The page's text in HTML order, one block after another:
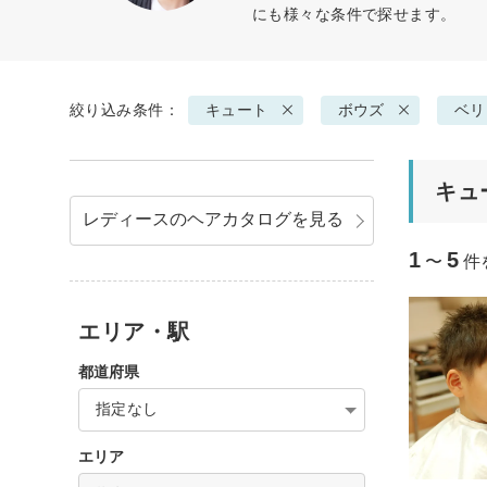
にも様々な条件で探せます。
絞り込み条件： キュート ボウズ ベ
キュ
1 〜 5 件
レディースのヘアカタログを見る
エリア・駅
都道府県
指定なし
エリア